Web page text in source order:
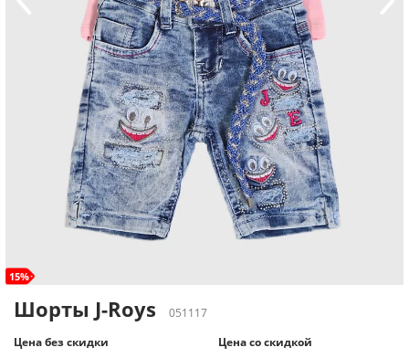
15%
Шорты J-Roys
051117
Цена без скидки
Цена со скидкой